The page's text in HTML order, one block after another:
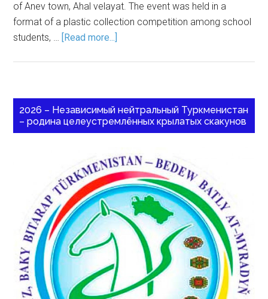
of Anev town, Ahal velayat. The event was held in a
format of a plastic collection competition among school
students, … [Read more...]
2026 – Независимый нейтральный Туркменистан
– родина целеустремлённых крылатых скакунов